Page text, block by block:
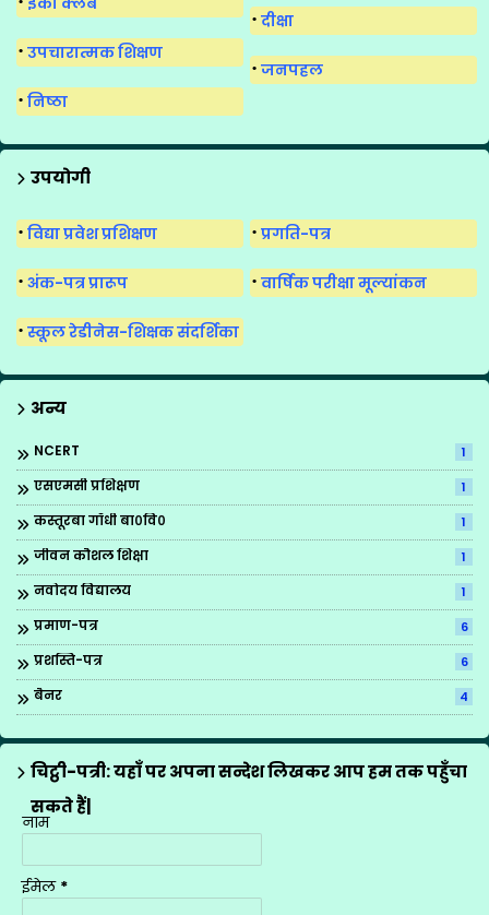
दीक्षा
उपचारात्मक शिक्षण
जनपहल
निष्ठा
उपयोगी
विद्या प्रवेश प्रशिक्षण प्रगति-पत्र
अंक-पत्र प्रारूप वार्षिक परीक्षा मूल्यांकन
स्कूल रेडीनेस-शिक्षक संदर्शिका
अन्य
NCERT 1
एसएमसी प्रशिक्षण 1
कस्तूरबा गाँधी बा०वि० 1
जीवन कौशल शिक्षा 1
नवोदय विद्यालय 1
प्रमाण-पत्र 6
प्रशस्ति-पत्र 6
बैनर 4
मीना मंच के गीत 12
राज्य अध्यापक पुरस्कार
शासनादेश
शिक्षक प्रशिक्षण
शिक्षण योजनाएँ
चिट्ठी-पत्री: यहाँ पर अपना सन्देश लिखकर आप हम तक पहुँचा
सकते हैं|
नाम
ईमेल *